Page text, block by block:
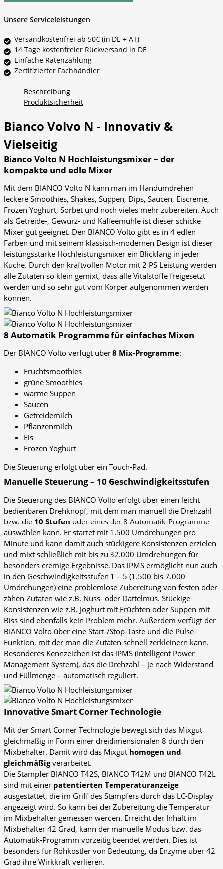
Unsere Serviceleistungen
Versandkostenfrei ab 50€ (in DE + AT)
14 Tage kostenfreier Rückversand in DE
Einfache Ratenzahlung
Zertifizierter Fachhändler
Beschreibung
Produktsicherheit
Bianco Volvo N - Innovativ &
Vielseitig
Bianco Volto N Hochleistungsmixer – der
kompakte und edle Mixer
Mit dem BIANCO Volto N kann man im Handumdrehen
leckere Smoothies, Shakes, Suppen, Dips, Saucen, Eiscreme,
Frozen Yoghurt, Sorbet und noch vieles mehr zubereiten. Auch
als Getreide-, Gewürz- und Kaffeemühle ist dieser schicke
Mixer gut geeignet. Den BIANCO Volto gibt es in 4 edlen
Farben und mit seinem klassisch-modernen Design ist dieser
leistungsstarke Hochleistungsmixer ein Blickfang in jeder
Küche. Durch den kraftvollen Motor mit 2 PS Leistung werden
alle Zutaten so klein gemixt, dass alle Vitalstoffe freigesetzt
werden und so sehr gut vom Körper aufgenommen werden
können.
8 Automatik Programme für einfaches Mixen
Der BIANCO Volto verfügt über 8 Mix-Programme:
Fruchtsmoothies
grüne Smoothies
warme Suppen
Saucen
Getreidemilch
Pflanzenmilch
Eis
Frozen Yoghurt
Die Steuerung erfolgt über ein Touch-Pad.
Manuelle Steuerung – 10 Geschwindigkeitsstufen
Die Steuerung des BIANCO Volto erfolgt über einen leicht
bedienbaren Drehknopf, mit dem man manuell die Drehzahl
bzw. die 10 Stufen oder eines der 8 Automatik-Programme
auswählen kann. Er startet mit 1.500 Umdrehungen pro
Minute und kann damit auch stückigere Konsistenzen erzielen
und mixt schließlich mit bis zu 32.000 Umdrehungen für
besonders cremige Ergebnisse. Das iPMS ermöglicht nun auch
in den Geschwindigkeitsstufen 1 – 5 (1.500 bis 7.000
Umdrehungen) eine problemlose Zubereitung von festen oder
zähen Zutaten wie z.B. Nuss- oder Dattelmus. Stückige
Konsistenzen wie z.B. Joghurt mit Früchten oder Suppen mit
Biss sind ebenfalls kein Problem mehr. Außerdem verfügt der
BIANCO Volto über eine Start-/Stop-Taste und die Pulse-
Funktion, mit der man die Zutaten schnell zerkleinern kann.
Besonderes Kennzeichen ist das iPMS (Intelligent Power
Management System), das die Drehzahl – je nach Widerstand
und Füllmenge – automatisch reguliert.
Innovative Smart Corner Technologie
Mit der Smart Corner Technologie bewegt sich das Mixgut
gleichmäßig in Form einer dreidimensionalen 8 durch den
Mixbehälter. Damit wird das Mixgut homogen und
gleichmäßigverarbeitet.
Die Stampfer BIANCO T42S, BIANCO T42M und BIANCO T42L
sind mit einer patentierten Temperaturanzeige
ausgestattet, die im Griff des Stampfers durch das LC-Display
angezeigt wird. So kann bei der Zubereitung die Temperatur
im Mixbehälter gemessen werden. Erreicht der Inhalt im
Mixbehälter 42 Grad, kann der manuelle Modus bzw. das
Automatik-Programm vorzeitig beendet werden. Dies ist
besonders für Rohköstler von Bedeutung, da Enzyme über 42
Grad ihre Wirkkraft verlieren.